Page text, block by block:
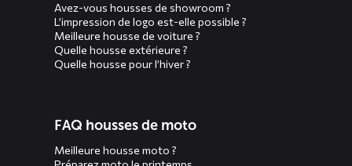
Avez-vous housses de showroom ?
L’impression de logo est-elle possible ?
Meilleure housse de voiture ?
Quelle housse extérieure ?
Quelle housse pour l’hiver ?
FAQ housses de moto
Meilleure housse moto ?